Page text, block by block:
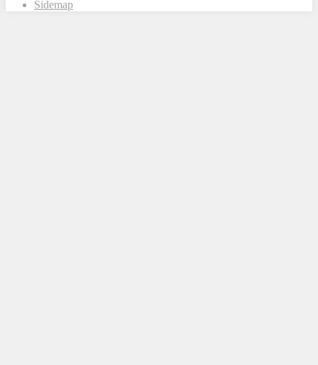
Sidemap